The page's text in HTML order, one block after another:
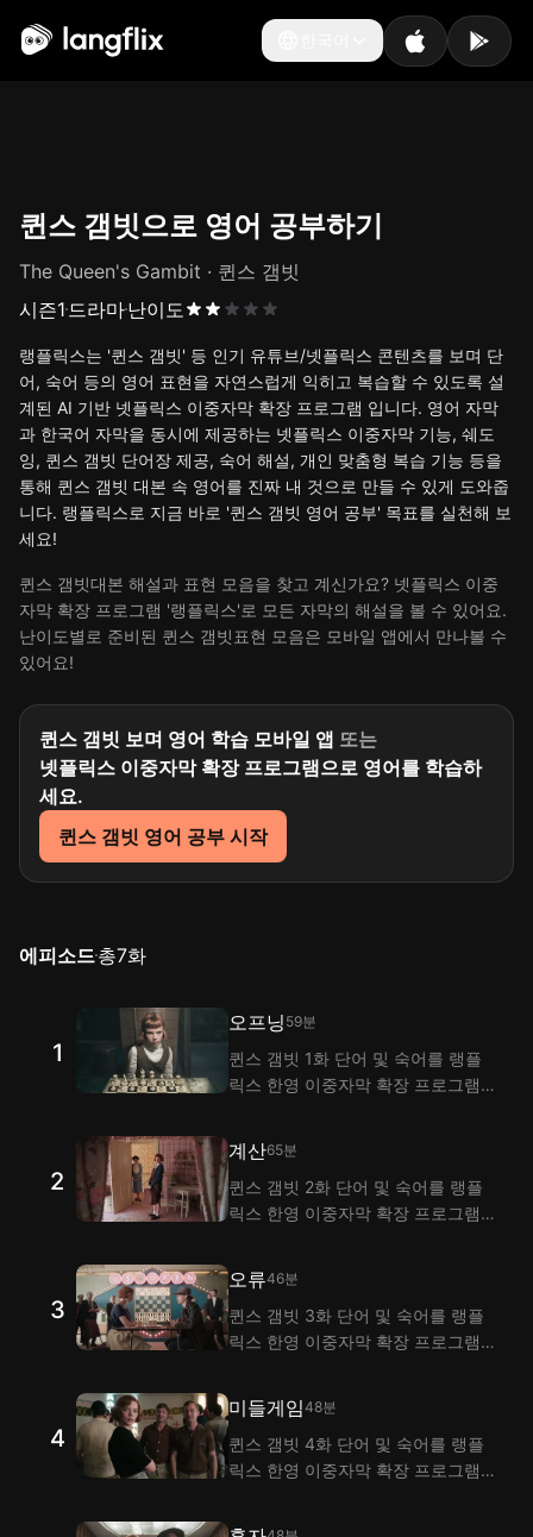
한국어
퀸스 갬빗으로 영어 공부하기
The Queen's Gambit · 퀸스 갬빗
시즌1 드라마난이도
랭플릭스는 '퀸스 갬빗' 등 인기 유튜브/넷플릭스 콘텐츠를 보며 단
어, 숙어 등의 영어 표현을 자연스럽게 익히고 복습할 수 있도록 설
계된 AI 기반 넷플릭스 이중자막 확장 프로그램 입니다. 영어 자막
과 한국어 자막을 동시에 제공하는 넷플릭스 이중자막 기능, 쉐도
잉, 퀸스 갬빗 단어장 제공, 숙어 해설, 개인 맞춤형 복습 기능 등을
통해 퀸스 갬빗 대본 속 영어를 진짜 내 것으로 만들 수 있게 도와줍
니다. 랭플릭스로 지금 바로 '퀸스 갬빗 영어 공부' 목표를 실천해 보
세요!
퀸스 갬빗대본 해설과 표현 모음을 찾고 계신가요? 넷플릭스 이중
자막 확장 프로그램 '랭플릭스'로 모든 자막의 해설을 볼 수 있어요.
난이도별로 준비된 퀸스 갬빗표현 모음은 모바일 앱에서 만나볼 수
있어요!
퀸스 갬빗 보며 영어 학습 모바일 앱 또는
넷플릭스 이중자막 확장 프로그램으로 영어를 학습하
세요.
퀸스 갬빗 영어 공부 시작
에피소드총7화
1
오프닝 59분
퀸스 갬빗 1화 단어 및 숙어를 랭플
릭스 한영 이중자막 확장 프로그램
사 해석을 제공해요.
2
계산65분
퀸스 갬빗 2화 단어 및 숙어를 랭플
릭스 한영 이중자막 확장 프로그램
사 해석을 제공해요.
3
오류46분
퀸스 갬빗 3화 단어 및 숙어를 랭플
릭스 한영 이중자막 확장 프로그램
대사 해석을 제공해요.
4
미들게임48분
퀸스 갬빗 4화 단어 및 숙어를 랭플
릭스 한영 이중자막 확장 프로그램